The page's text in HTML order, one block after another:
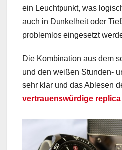
ein Leuchtpunkt, was
auch in Dunkelheit oder
problemlos eingesetzt
Die Kombination aus dem
und den weißen Stunden-
sehr klar und das Ablesen
vertrauenswürdige replica